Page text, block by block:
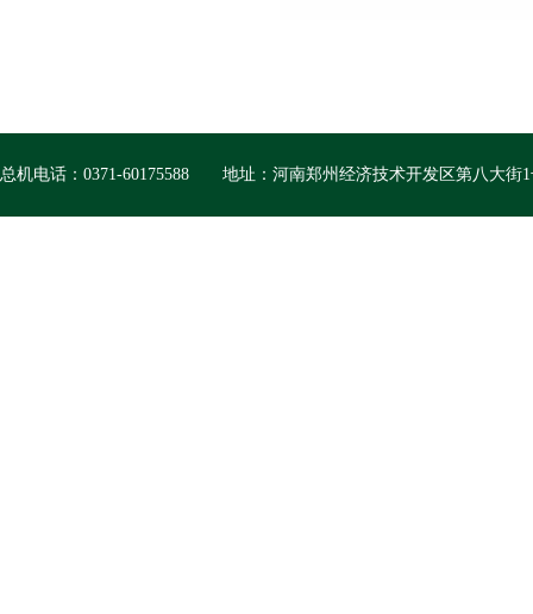
总机电话：0371-60175588 地址：河南郑州经济技术开发区第八大街